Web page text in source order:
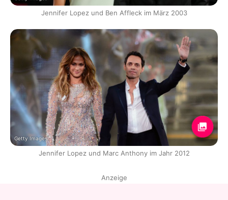
Jennifer Lopez und Ben Affleck im März 2003
Getty Images
Jennifer Lopez und Marc Anthony im Jahr 2012
Anzeige